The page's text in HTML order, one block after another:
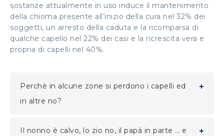
sostanze attualmente in uso induce il mantenimento
della chioma presente all’inizio della cura nel 32% dei
soggetti, un arresto della caduta e la ricomparsa di
qualche capello nel 22% dei casi e la ricrescita vera e
propria di capelli nel 40%.
Perchè in alcune zone si perdono i capelli ed
in altre no?
Il nonno è calvo, lo zio no, il papà in parte … e